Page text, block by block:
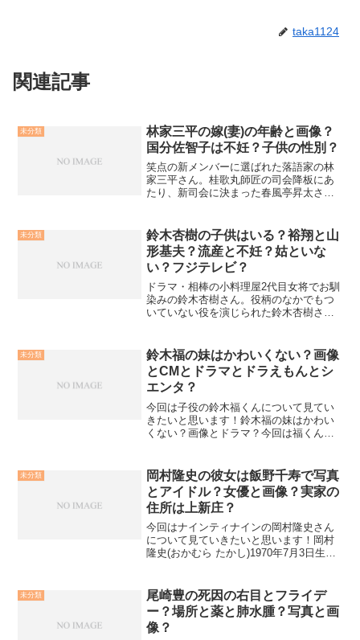
taka1124
関連記事
未分類
林家三平の嫁(妻)の年齢と画像？
国分佐智子は不妊？子供の性別？
笑点の新メンバーに選ばれた落語家の林
家三平さん。桂歌丸師匠の司会降板にあ
たり、新司会に決まった春風亭昇太さん
で、好感が持てます。そんな林家三平さ
んのプライベートはどんな感...
未分類
鈴木杏樹の子供はいる？裕翔と山
形基夫？流産と不妊？姑といな
い？フジテレビ？
ドラマ・相棒の小料理屋2代目女将でお馴
染みの鈴木杏樹さん。役柄のなかでもつ
いていない役を演じられた鈴木杏樹さん
った！とネットでは話題となっています
ね。その気になる内容につ...
未分類
鈴木福の妹はかわいくない？画像
とCMとドラマとドラえもんとシ
エンタ？
今回は子役の鈴木福くんについて見てい
きたいと思います！鈴木福の妹はかわい
くない？画像とドラマ？今回は福くんの
人と弟がいます。長女の夢ちゃんは福く
んと同じように子役として...
未分類
岡村隆史の彼女は飯野千寿で写真
とアイドル？女優と画像？実家の
住所は上新庄？
今回はナインティナインの岡村隆史さん
について見ていきたいと思います！岡村
隆史(おかむら たかし)1970年7月3日生ま
部にいた頃、後輩として入ってきた矢部
浩之さんと出...
未分類
尾崎豊の死因の右目とフライデ
ー？場所と薬と肺水腫？写真と画
像？